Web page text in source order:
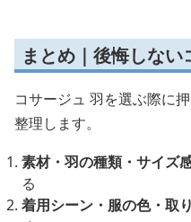
まとめ｜後悔しな
コサージュ 羽を選ぶ際に
整理します。
素材・羽の種類・サイズ
る
着用シーン・服の色・取